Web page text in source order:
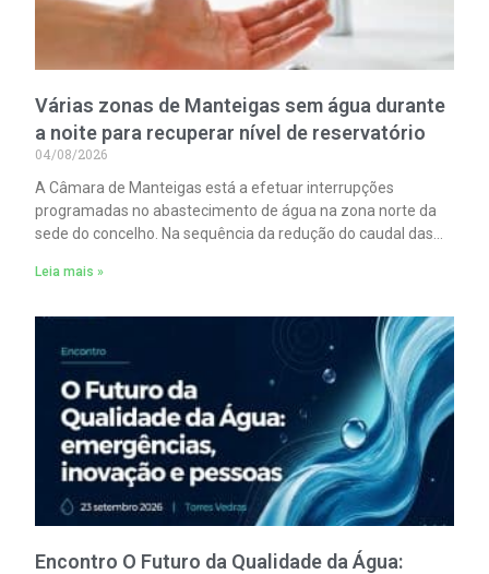
Várias zonas de Manteigas sem água durante
a noite para recuperar nível de reservatório
04/08/2026
A Câmara de Manteigas está a efetuar interrupções
programadas no abastecimento de água na zona norte da
sede do concelho. Na sequência da redução do caudal das
aquela vila.
Leia mais »
Encontro O Futuro da Qualidade da Água: